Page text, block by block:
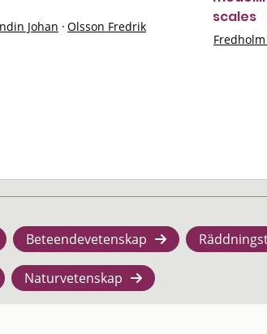
Johan · Olsson Fredrik
scales
Beteendevetenskap
Naturvetenskap